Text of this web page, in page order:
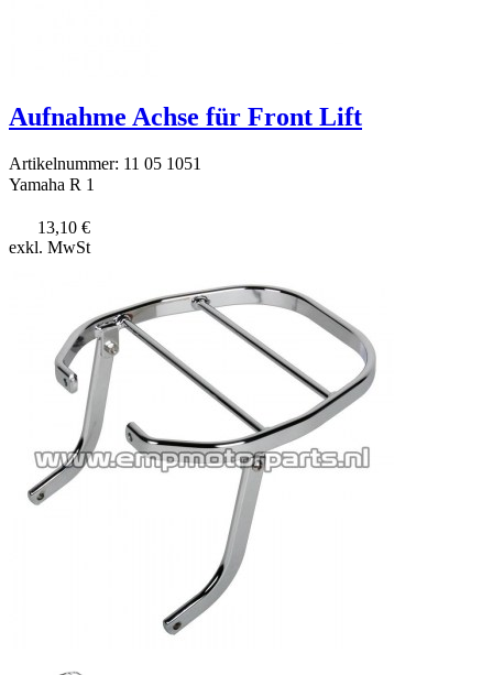
Aufnahme Achse für Front Lift
Artikelnummer: 11 05 1051
Yamaha R 1
13,10 €
exkl. MwSt